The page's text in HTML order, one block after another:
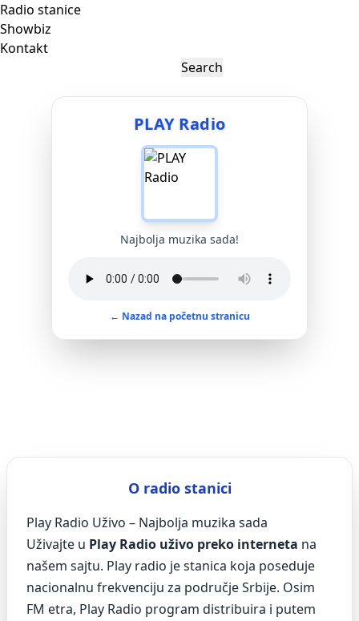
Radio stanice
Showbiz
Kontakt
PLAY Radio
Najbolja muzika sada!
← Nazad na početnu stranicu
O radio stanici
Play Radio Uživo – Najbolja muzika sada
Uživajte u Play Radio uživo preko interneta na
našem sajtu. Play radio je stanica koja poseduje
nacionalnu frekvenciju za područje Srbije. Osim
FM etra, Play Radio program distribuira i putem